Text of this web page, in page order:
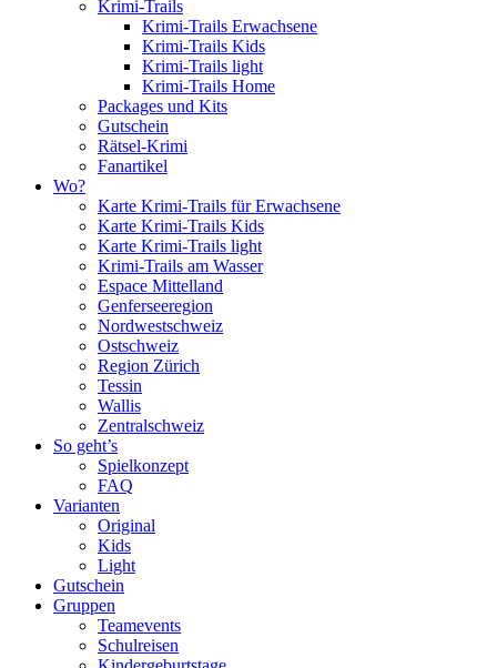
Krimi-Trails
Krimi-Trails Erwachsene
Krimi-Trails Kids
Krimi-Trails light
Krimi-Trails Home
Packages und Kits
Gutschein
Rätsel-Krimi
Fanartikel
Wo?
Karte Krimi-Trails für Erwachsene
Karte Krimi-Trails Kids
Karte Krimi-Trails light
Krimi-Trails am Wasser
Espace Mittelland
Genferseeregion
Nordwestschweiz
Ostschweiz
Region Zürich
Tessin
Wallis
Zentralschweiz
So geht’s
Spielkonzept
FAQ
Varianten
Original
Kids
Light
Gutschein
Gruppen
Teamevents
Schulreisen